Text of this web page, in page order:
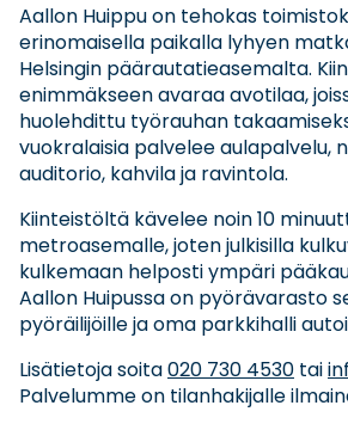
Aallon Huippu on tehokas
erinomaisella paikalla lyhyen
Helsingin päärautatieasemalta.
enimmäkseen avaraa avotilaa,
huolehdittu työrauhan
vuokralaisia palvelee aulapalvelu,
auditorio, kahvila ja ravintola.
Kiinteistöltä kävelee noin 10
metroasemalle, joten julkisilla
kulkemaan helposti ympäri
Aallon Huipussa on pyörävarasto
pyöräilijöille ja oma parkkihalli
Lisätietoja soita020 730 4530 tai
Palvelumme on tilanhakijalle